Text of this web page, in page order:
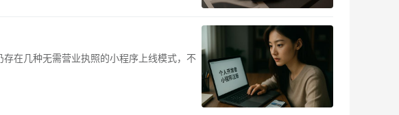
在几种无需营业执照的小程序上线模式，不